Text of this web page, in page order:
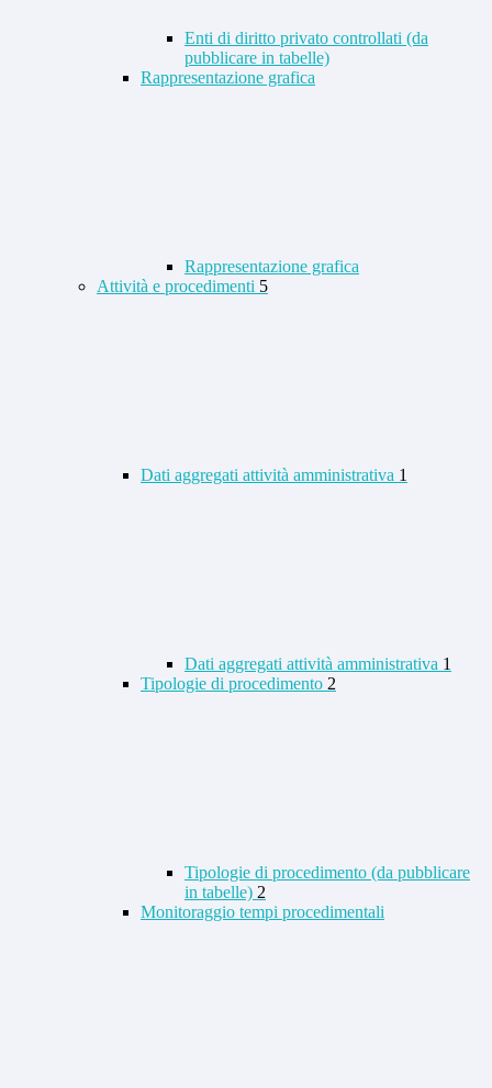
Enti di diritto privato controllati (da
pubblicare in tabelle)
Rappresentazione grafica
Rappresentazione grafica
Attività e procedimenti 5
Dati aggregati attività amministrativa 1
Dati aggregati attività amministrativa 1
Tipologie di procedimento 2
Tipologie di procedimento (da pubblicare
in tabelle) 2
Monitoraggio tempi procedimentali